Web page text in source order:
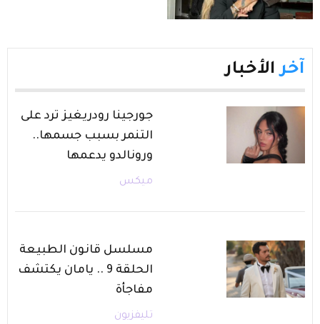
آخر الأخبار
جورجينا رودريغيز ترد على
التنمر بسبب جسمها..
ورونالدو يدعمها
ميكس
مسلسل قانون الطبيعة
الحلقة 9 .. يامان يكتشف
مفاجأة
تليفزيون